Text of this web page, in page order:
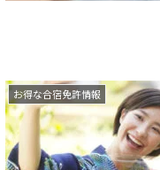
お得な合宿免許情報